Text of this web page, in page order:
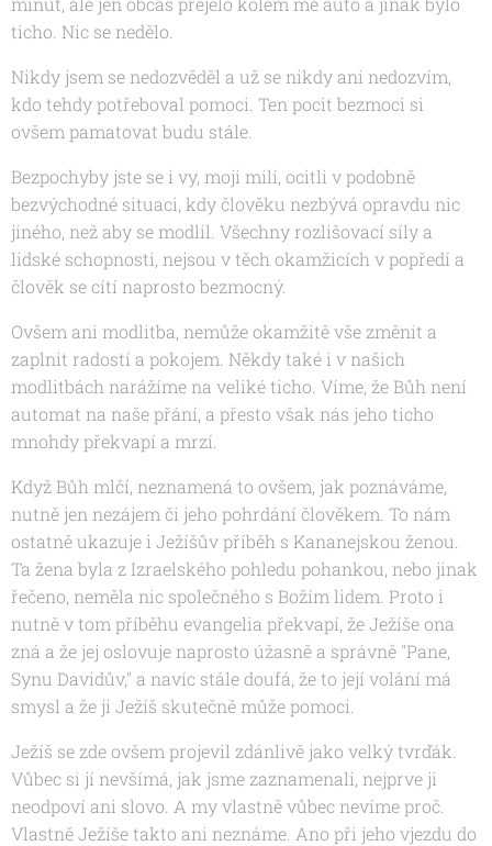
ticho. Nic se nedělo.
Nikdy jsem se nedozvěděl a už se nikdy ani nedozvím,
kdo tehdy potřeboval pomoci. Ten pocit bezmoci si
ovšem pamatovat budu stále.
Bezpochyby jste se i vy, moji milí, ocitli v podobně
bezvýchodné situaci, kdy člověku nezbývá opravdu nic
jiného, než aby se modlil. Všechny rozlišovací síly a
lidské schopnosti, nejsou v těch okamžicích v popředí a
člověk se cítí naprosto bezmocný.
Ovšem ani modlitba, nemůže okamžitě vše změnit a
zaplnit radostí a pokojem. Někdy také i v našich
modlitbách narážíme na veliké ticho. Víme, že Bůh není
automat na naše přání, a přesto však nás jeho ticho
mnohdy překvapí a mrzí.
Když Bůh mlčí, neznamená to ovšem, jak poznáváme,
nutně jen nezájem či jeho pohrdání člověkem. To nám
ostatně ukazuje i Ježíšův příběh s Kananejskou ženou.
Ta žena byla z Izraelského pohledu pohankou, nebo jinak
řečeno, neměla nic společného s Božím lidem. Proto i
nutně v tom příběhu evangelia překvapí, že Ježíše ona
zná a že jej oslovuje naprosto úžasně a správně "Pane,
Synu Davidův," a navíc stále doufá, že to její volání má
smysl a že ji Ježíš skutečně může pomoci.
Ježíš se zde ovšem projevil zdánlivě jako velký tvrďák.
Vůbec si jí nevšímá, jak jsme zaznamenali, nejprve ji
neodpoví ani slovo. A my vlastně vůbec nevíme proč.
Vlastně Ježíše takto ani neznáme. Ano při jeho vjezdu do